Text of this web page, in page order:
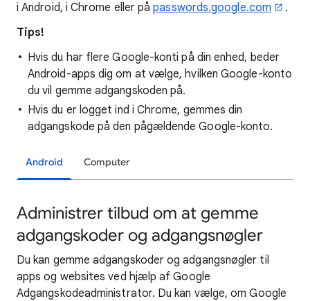
i Android, i Chrome eller påpasswords.google.com
.
Tips!
Hvis du har flere Google-konti på din enhed, beder
Android-apps dig om at vælge, hvilken Google-konto
du vil gemme adgangskoden på.
Hvis du er logget ind i Chrome, gemmes din
adgangskode på den pågældende Google-konto.
Android Computer
Administrer tilbud om at gemme
adgangskoder og adgangsnøgler
Du kan gemme adgangskoder og adgangsnøgler til
apps og websites ved hjælp af Google
Adgangskodeadministrator. Du kan vælge, om Google